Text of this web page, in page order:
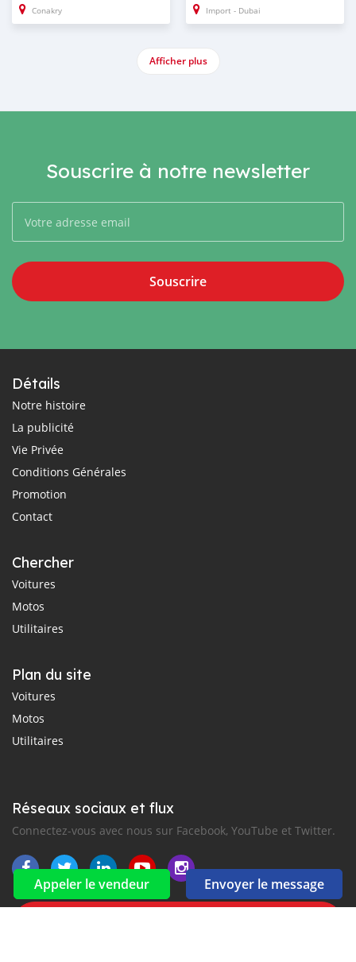
Appeler le vendeur Envoyer le message
Conakry Import - Dubai
Afficher plus
Souscrire à notre newsletter
Souscrire
Détails
Notre histoire
La publicité
Vie Privée
Conditions Générales
Promotion
Contact
Chercher
Voitures
Motos
Utilitaires
Plan du site
Voitures
Motos
Utilitaires
Réseaux sociaux et flux
Connectez-vous avec nous sur Facebook, YouTube et Twitter.